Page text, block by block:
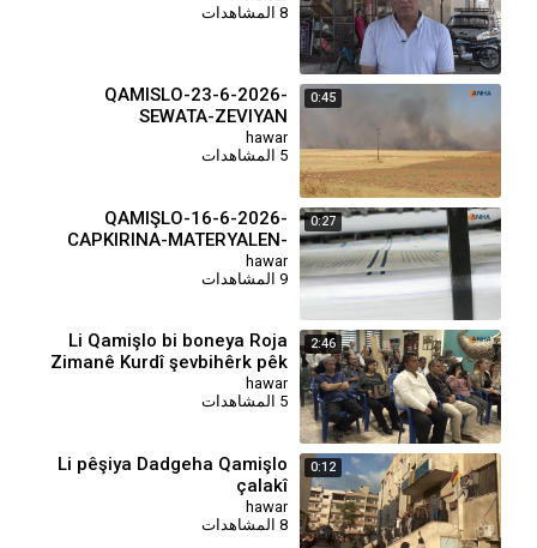
8 المشاهدات
0:45
QAMISLO-23-6-2026-
SEWATA-ZEVIYAN
hawar
5 المشاهدات
0:27
QAMIŞLO-16-6-2026-
CAPKIRINA-MATERYALEN-
QONAXA-SEYEMIN
hawar
9 المشاهدات
2:46
Li Qamişlo bi boneya Roja
Zimanê Kurdî şevbihêrk pêk
hat
hawar
5 المشاهدات
0:12
Li pêşiya Dadgeha Qamişlo
çalakî
hawar
8 المشاهدات